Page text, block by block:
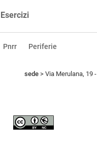
Esercizi
Pnrr Periferie
sede > Via Merulana, 19